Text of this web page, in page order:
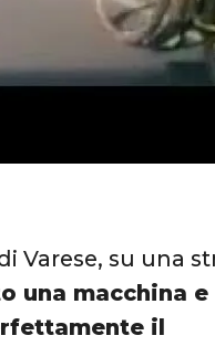
Varese, su una
una macchina e
il